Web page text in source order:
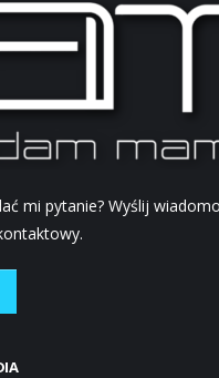
mi pytanie? Wyślij